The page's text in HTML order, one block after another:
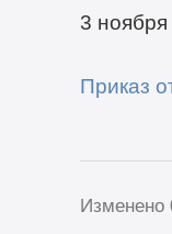
3
Приказ
Изменено